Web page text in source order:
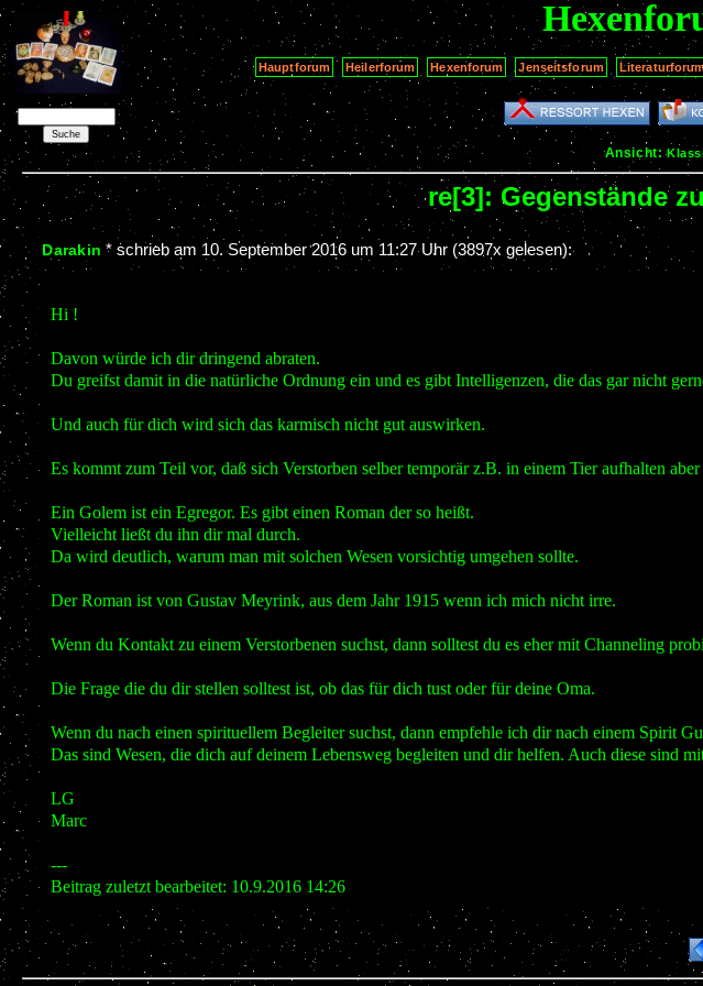
Hauptforum Heilerforum Hexenforum Jenseitsforum
Ansicht:
re[3]: Gegenstände
Darakin *schrieb am 10. September 2016 um 11:27 Uhr (3897x gelesen):
Hi !
Davon würde ich dir dringend abraten.
Du greifst damit in die natürliche Ordnung ein und es gibt Intelligenzen, die das gar nicht
Und auch für dich wird sich das karmisch nicht gut auswirken.
Es kommt zum Teil vor, daß sich Verstorben selber temporär z.B. in einem Tier aufhalten
Ein Golem ist ein Egregor. Es gibt einen Roman der so heißt.
Vielleicht ließt du ihn dir mal durch.
Da wird deutlich, warum man mit solchen Wesen vorsichtig umgehen sollte.
Der Roman ist von Gustav Meyrink, aus dem Jahr 1915 wenn ich mich nicht irre.
Wenn du Kontakt zu einem Verstorbenen suchst, dann solltest du es eher mit Channeling
Die Frage die du dir stellen solltest ist, ob das für dich tust oder für deine Oma.
Wenn du nach einen spirituellem Begleiter suchst, dann empfehle ich dir nach einem Spirit
Das sind Wesen, die dich auf deinem Lebensweg begleiten und dir helfen. Auch diese sind
LG
Marc
---
Beitrag zuletzt bearbeitet: 10.9.2016 14:26